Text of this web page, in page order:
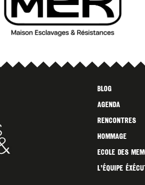
Blog
Agenda
Rencontres
Hommage
Ecole des
L’ÉQUIPE